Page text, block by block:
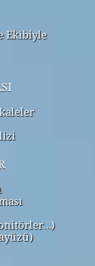
Ekibiyle